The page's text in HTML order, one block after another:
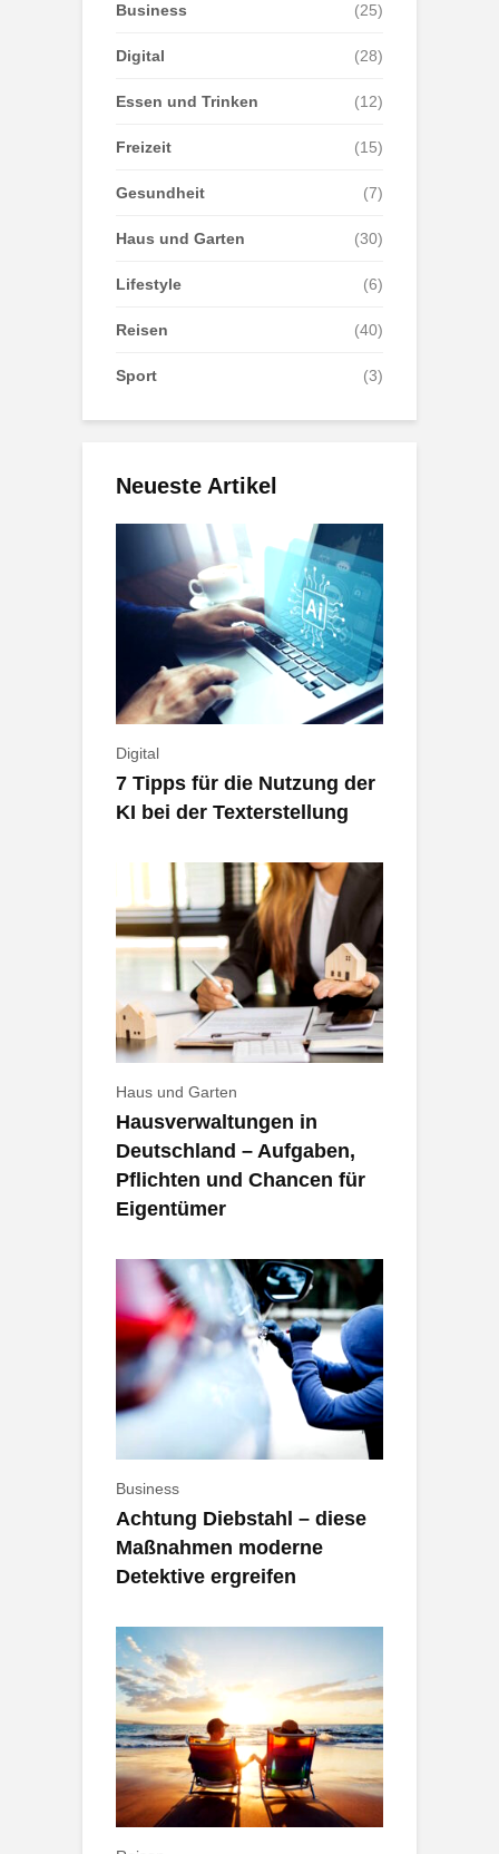
Business (25)
Digital (28)
Essen und Trinken (12)
Freizeit (15)
Gesundheit (7)
Haus und Garten (30)
Lifestyle (6)
Reisen (40)
Sport (3)
Neueste Artikel
Digital
7 Tipps für die Nutzung der
KI bei der Texterstellung
Haus und Garten
Hausverwaltungen in
Deutschland – Aufgaben,
Pflichten und Chancen für
Eigentümer
Business
Achtung Diebstahl – diese
Maßnahmen moderne
Detektive ergreifen